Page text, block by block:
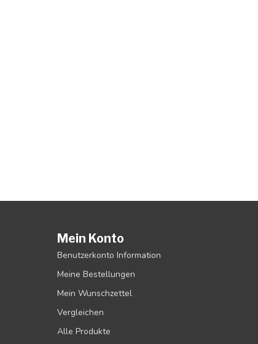
Mein Konto
Benutzerkonto Information
Meine Bestellungen
Mein Wunschzettel
Vergleichen
Alle Produkte